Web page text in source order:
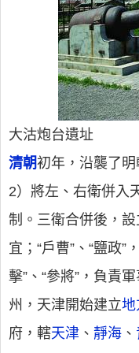
大沽炮台遺址
清朝初年，沿襲了
2）將左、右衛併入
制。三衛合併後，設
宜；“戶曹”、“鹽政”
擊”、“參將”，負責
州，天津開始建立地
府，轄天津 、 靜海 、